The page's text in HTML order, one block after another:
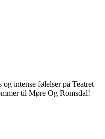
intense følelser på Teatret
til Møre Og Romsdal!